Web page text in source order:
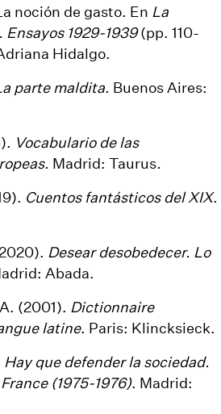
noción de gasto. En La
1929-1939(pp. 110-
Hidalgo.
parte maldita. Buenos Aires:
Vocabulario de las
Madrid: Taurus.
Cuentos fantásticos del XIX.
Desear desobedecer. Lo
Abada.
(2001). Dictionnaire
latine. Paris: Klincksieck.
Hay que defender la sociedad.
(1975-1976). Madrid: